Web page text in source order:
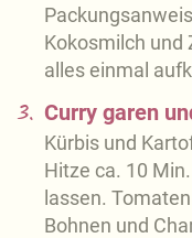
Kokosmilch und
alles einmal
3. Curry garen
Kürbis und
Hitze ca. 10
lassen.
Bohnen und